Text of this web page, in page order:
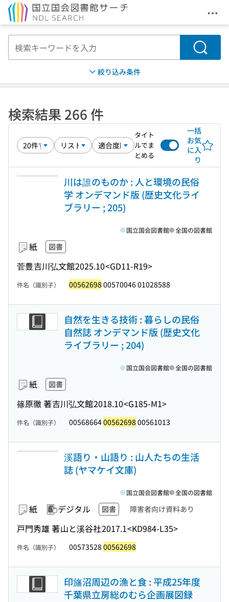
メ
検索
絞り込み条件
検索結果 266 件
タイト
ルでま
とめる
一括
お気
に入
り
川は誰のものか : 人と環境の民俗
学 オンデマンド版 (歴史文化ライ
ブラリー ; 205)
紙 図書
菅豊吉川弘文館2025.10<GD11-R19>
国立国会図書館 全国の図書館
件名（識別子） 00562698 00570046 01028588
自然を生きる技術 : 暮らしの民俗
自然誌 オンデマンド版 (歴史文化
ライブラリー ; 204)
紙 図書
篠原徹 著吉川弘文館2018.10<G185-M1>
国立国会図書館 全国の図書館
件名（識別子） 0056866400562698 00561013
溪語り・山語り : 山人たちの生活
誌 (ヤマケイ文庫)
紙 デジタル 図書 障害者向け資料あり
戸門秀雄 著山と溪谷社2017.1<KD984-L35>
国立国会図書館 全国の図書館
件名（識別子） 00573528 00562698
印旛沼周辺の漁と食 : 平成25年度
千葉県立房総のむら企画展図録